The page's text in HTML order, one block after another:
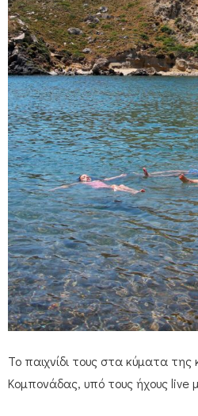
Το παιχνίδι τους στα κύματα
Κομπονάδας, υπό τους ήχους live